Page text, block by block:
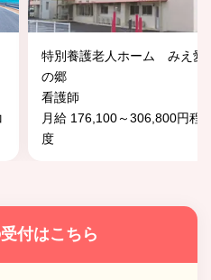
特別養護老人ホーム みえ愛
の郷
看護師
月給 176,100～306,800円程
度
付はこちら